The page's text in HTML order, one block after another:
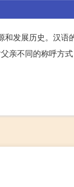
发展历史。汉语
亲不同的称呼方